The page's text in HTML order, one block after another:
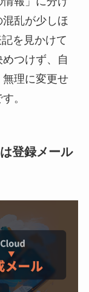
乱が少しほ
を見かけて
つけず、自
理に変更せ
。
登録メール